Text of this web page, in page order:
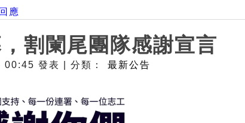
應
割闌尾團隊感謝宣言
發表 | 分類： 最新公告